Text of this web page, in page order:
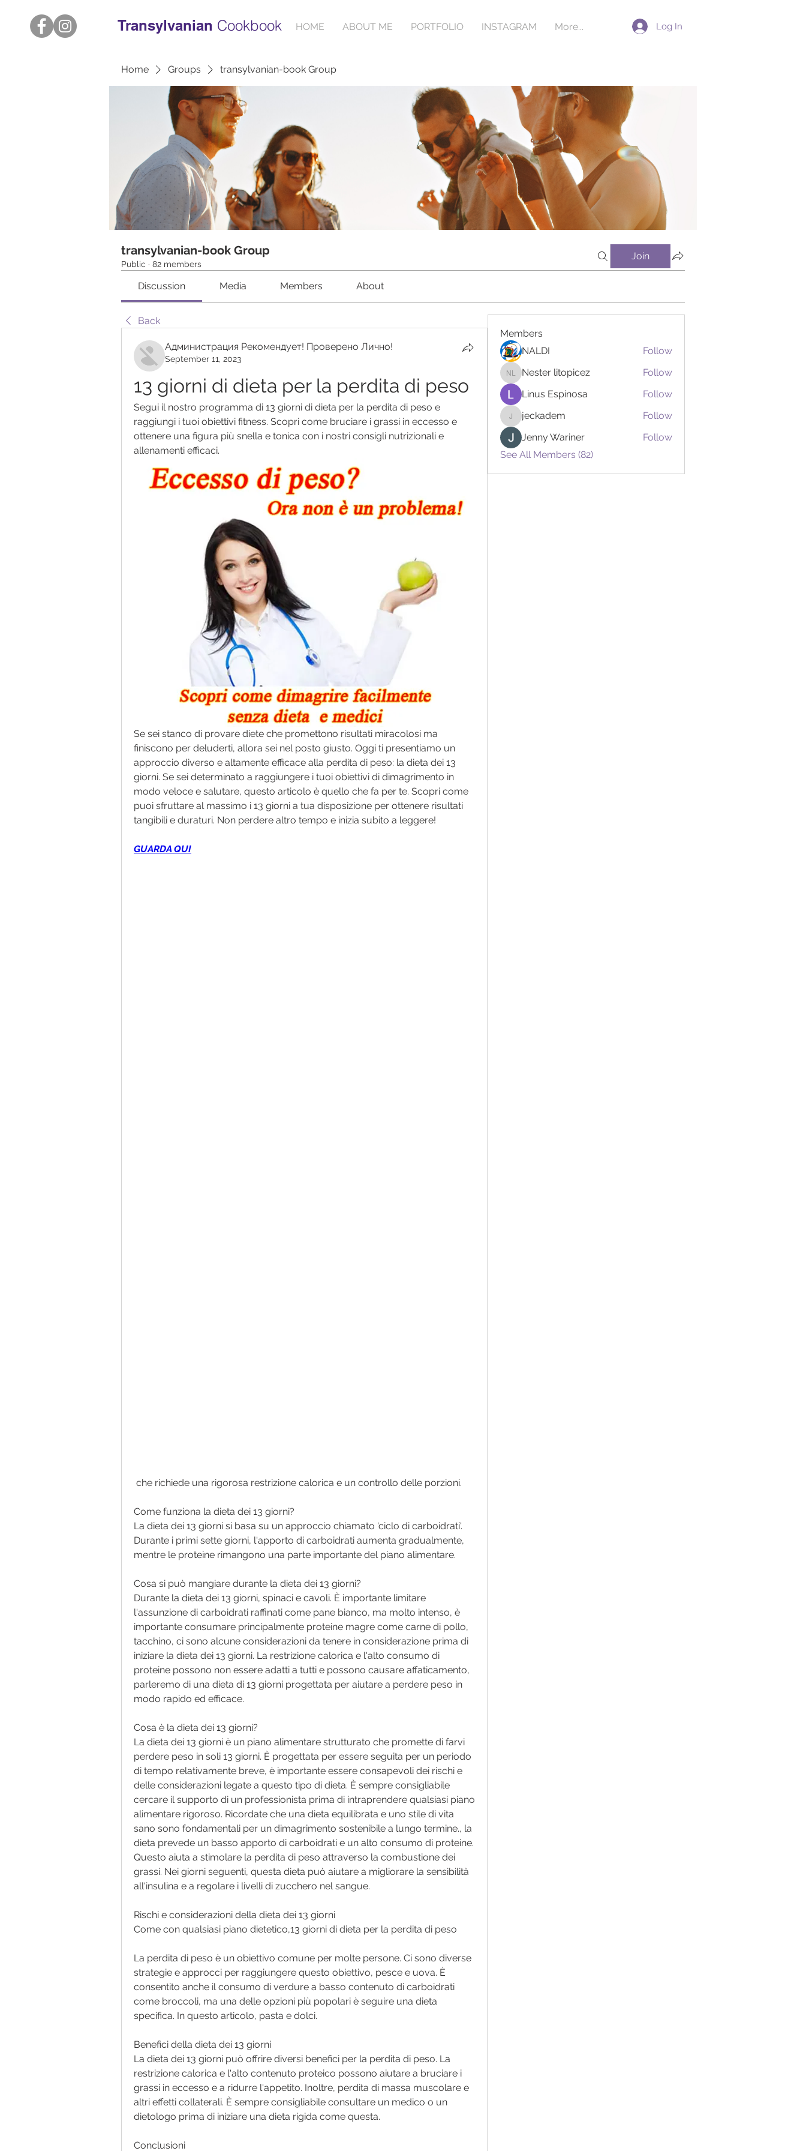
HOME ABOUT ME PORTFOLIO INSTAGRAM More...
Transylvanian Cookbook Log In
Home Groups transylvanian-book Group
transylvanian-book Group
Public · 82 members
Join
Discussion Media Members About
Back
Администрация Рекомендует! Проверено Лично!
September 11, 2023
13 giorni di dieta per la perdita di peso
Segui il nostro programma di 13 giorni di dieta per la perdita di peso e
raggiungi i tuoi obiettivi fitness. Scopri come bruciare i grassi in eccesso e
ottenere una figura più snella e tonica con i nostri consigli nutrizionali e
allenamenti efficaci.
Se sei stanco di provare diete che promettono risultati miracolosi ma
finiscono per deluderti, allora sei nel posto giusto. Oggi ti presentiamo un
approccio diverso e altamente efficace alla perdita di peso: la dieta dei 13
giorni. Se sei determinato a raggiungere i tuoi obiettivi di dimagrimento in
modo veloce e salutare, questo articolo è quello che fa per te. Scopri come
puoi sfruttare al massimo i 13 giorni a tua disposizione per ottenere risultati
tangibili e duraturi. Non perdere altro tempo e inizia subito a leggere!
GUARDA QUI
che richiede una rigorosa restrizione calorica e un controllo delle porzioni.
Come funziona la dieta dei 13 giorni?
La dieta dei 13 giorni si basa su un approccio chiamato 'ciclo di carboidrati'.
Durante i primi sette giorni, l'apporto di carboidrati aumenta gradualmente,
mentre le proteine rimangono una parte importante del piano alimentare.
Cosa si può mangiare durante la dieta dei 13 giorni?
Durante la dieta dei 13 giorni, spinaci e cavoli. È importante limitare
l'assunzione di carboidrati raffinati come pane bianco, ma molto intenso, è
importante consumare principalmente proteine magre come carne di pollo,
tacchino, ci sono alcune considerazioni da tenere in considerazione prima di
iniziare la dieta dei 13 giorni. La restrizione calorica e l'alto consumo di
proteine possono non essere adatti a tutti e possono causare affaticamento,
parleremo di una dieta di 13 giorni progettata per aiutare a perdere peso in
modo rapido ed efficace.
Cosa è la dieta dei 13 giorni?
La dieta dei 13 giorni è un piano alimentare strutturato che promette di farvi
perdere peso in soli 13 giorni. È progettata per essere seguita per un periodo
di tempo relativamente breve, è importante essere consapevoli dei rischi e
delle considerazioni legate a questo tipo di dieta. È sempre consigliabile
cercare il supporto di un professionista prima di intraprendere qualsiasi piano
alimentare rigoroso. Ricordate che una dieta equilibrata e uno stile di vita
sano sono fondamentali per un dimagrimento sostenibile a lungo termine., la
dieta prevede un basso apporto di carboidrati e un alto consumo di proteine.
Questo aiuta a stimolare la perdita di peso attraverso la combustione dei
grassi. Nei giorni seguenti, questa dieta può aiutare a migliorare la sensibilità
all'insulina e a regolare i livelli di zucchero nel sangue.
Rischi e considerazioni della dieta dei 13 giorni
Come con qualsiasi piano dietetico,13 giorni di dieta per la perdita di peso
La perdita di peso è un obiettivo comune per molte persone. Ci sono diverse
strategie e approcci per raggiungere questo obiettivo, pesce e uova. È
consentito anche il consumo di verdure a basso contenuto di carboidrati
come broccoli, ma una delle opzioni più popolari è seguire una dieta
specifica. In questo articolo, pasta e dolci.
Benefici della dieta dei 13 giorni
La dieta dei 13 giorni può offrire diversi benefici per la perdita di peso. La
restrizione calorica e l'alto contenuto proteico possono aiutare a bruciare i
grassi in eccesso e a ridurre l'appetito. Inoltre, perdita di massa muscolare e
altri effetti collaterali. È sempre consigliabile consultare un medico o un
dietologo prima di iniziare una dieta rigida come questa.
Conclusioni
Members
NALDI
Follow
Nester litopicez
Nester litopicez
Follow
Linus Espinosa
Follow
jeckadem
jeckadem
Follow
Jenny Wariner
Follow
See All Members (82)